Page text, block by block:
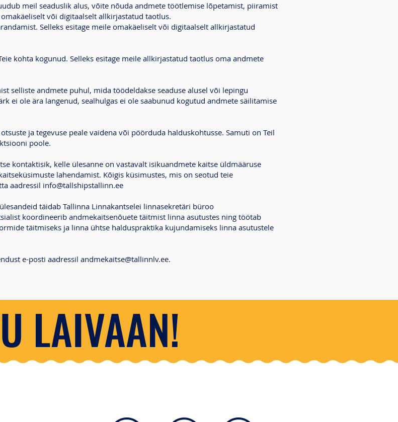
meil seaduslik alus, võite nõuda andmete töötlemise lõpetamist, piiramist
või digitaalselt allkirjastatud taotlus.
Selleks esitage meile omakäeliselt või digitaalselt allkirjastatud
kohta kogunud. Selleks esitage meile allkirjastatud taotlus oma andmete
selliste andmete puhul, mida töödeldakse seaduse alusel või lepingu
ei ole ära langenud, sealhulgas ei ole saabunud kogutud andmete säilitamise
ja tegevuse peale vaidena või pöörduda halduskohtusse. Samuti on Teil
poole.
kontaktisik, kelle ülesanne on vastavalt isikuandmete kaitse üldmääruse
lahendamist. Kõigis küsimustes, mis on seotud teie
aadressil info@tallshipstallinn.ee
täidab Tallinna Linnakantselei linnasekretäri büroo
koordineerib andmekaitsenõuete täitmist linna asutustes ning töötab
täitmiseks ja linna ühtse halduspraktika kujundamiseks linna asutustele
e-posti aadressil andmekaitse@tallinnlv.ee.
LAIVAAN!